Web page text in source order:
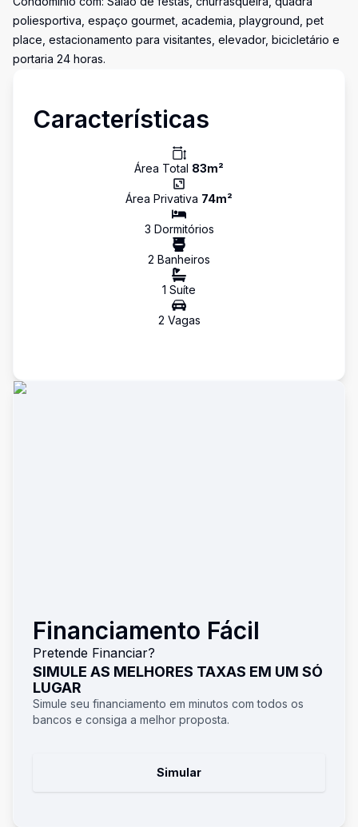
poliesportiva, espaço gourmet, academia, playground, pet
place, estacionamento para visitantes, elevador, bicicletário e
portaria 24 horas.
Características
Área Total 83m²
Área Privativa 74m²
3 Dormitórios
2 Banheiros
1 Suíte
2 Vagas
Financiamento Fácil
Pretende Financiar?
SIMULE AS MELHORES TAXAS EM UM SÓ
LUGAR
Simule seu financiamento em minutos com todos os
bancos e consiga a melhor proposta.
Simular